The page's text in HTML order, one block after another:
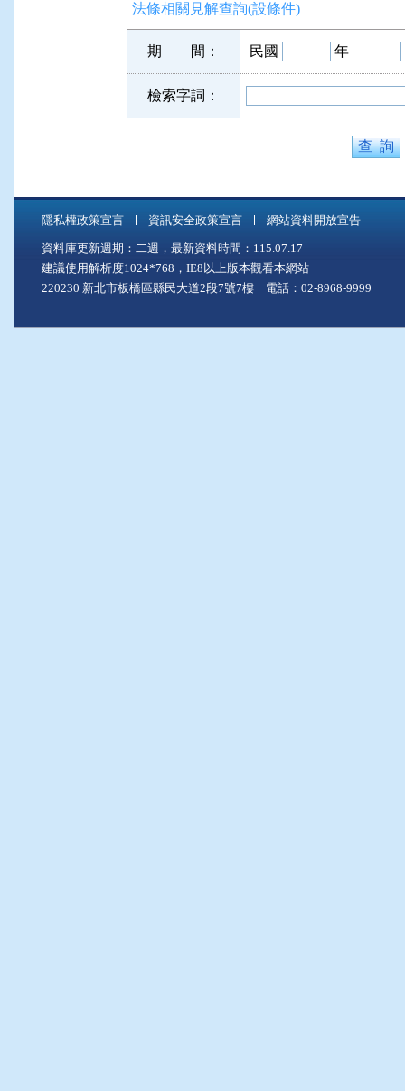
法條相關見解查詢(設條件)
期 間： 民國 年
檢索字詞：
隱私權政策宣言 資訊安全政策宣言 網站資料開放宣告
資料庫更新週期：二週，最新資料時間：115.07.17
建議使用解析度1024*768，IE8以上版本觀看本網站
220230 新北市板橋區縣民大道2段7號7樓 電話：02-8968-9999